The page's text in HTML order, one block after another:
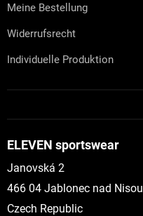
Meine Bestellung
Widerrufsrecht
Individuelle Produktion
ELEVEN sportswear
Janovská 2
466 04 Jablonec nad Nisou
Czech Republic